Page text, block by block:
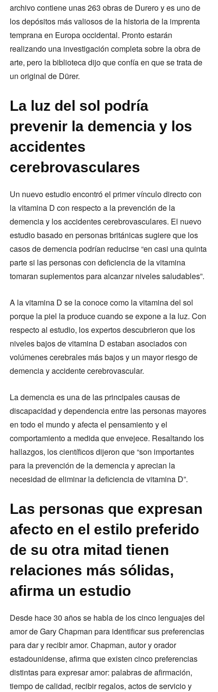
archivo contiene unas 263 obras de Durero y es uno de
los depósitos más valiosos de la historia de la imprenta
temprana en Europa occidental. Pronto estarán
realizando una investigación completa sobre la obra de
arte, pero la biblioteca dijo que confía en que se trata de
un original de Dürer.
La luz del sol podría
prevenir la demencia y los
accidentes
cerebrovasculares
Un nuevo estudio encontró el primer vínculo directo con
la vitamina D con respecto a la prevención de la
demencia y los accidentes cerebrovasculares. El nuevo
estudio basado en personas británicas sugiere que los
casos de demencia podrían reducirse “en casi una quinta
parte si las personas con deficiencia de la vitamina
tomaran suplementos para alcanzar niveles saludables”.
A la vitamina D se la conoce como la vitamina del sol
porque la piel la produce cuando se expone a la luz. Con
respecto al estudio, los expertos descubrieron que los
niveles bajos de vitamina D estaban asociados con
volúmenes cerebrales más bajos y un mayor riesgo de
demencia y accidente cerebrovascular.
La demencia es una de las principales causas de
discapacidad y dependencia entre las personas mayores
en todo el mundo y afecta el pensamiento y el
comportamiento a medida que envejece. Resaltando los
hallazgos, los científicos dijeron que “son importantes
para la prevención de la demencia y aprecian la
necesidad de eliminar la deficiencia de vitamina D”.
Las personas que expresan
afecto en el estilo preferido
de su otra mitad tienen
relaciones más sólidas,
afirma un estudio
Desde hace 30 años se habla de los cinco lenguajes del
amor de Gary Chapman para identificar sus preferencias
para dar y recibir amor. Chapman, autor y orador
estadounidense, afirma que existen cinco preferencias
distintas para expresar amor: palabras de afirmación,
tiempo de calidad, recibir regalos, actos de servicio y